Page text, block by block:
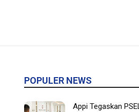
POPULER NEWS
Appi Tegaskan